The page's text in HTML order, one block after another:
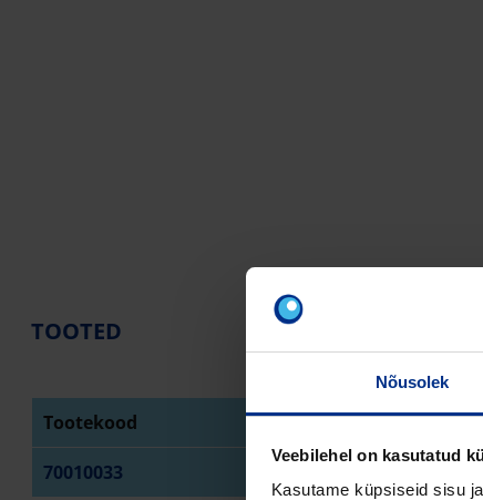
Nõusolek
Veebilehel on kasutatud
Kasutame küpsiseid sisu
TOOTED
Tootekood Toote nimi
70010033 MALMRAAM KAEVULE,